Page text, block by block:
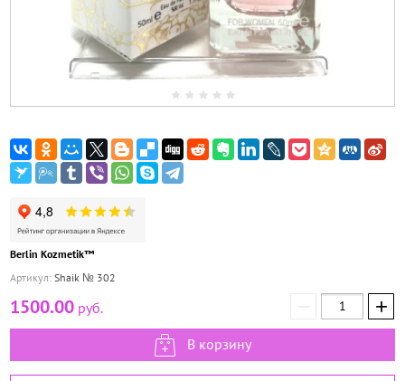
Berlin Kozmetik™
Артикул: Shaik № 302
1500.00 руб. +
В корзину